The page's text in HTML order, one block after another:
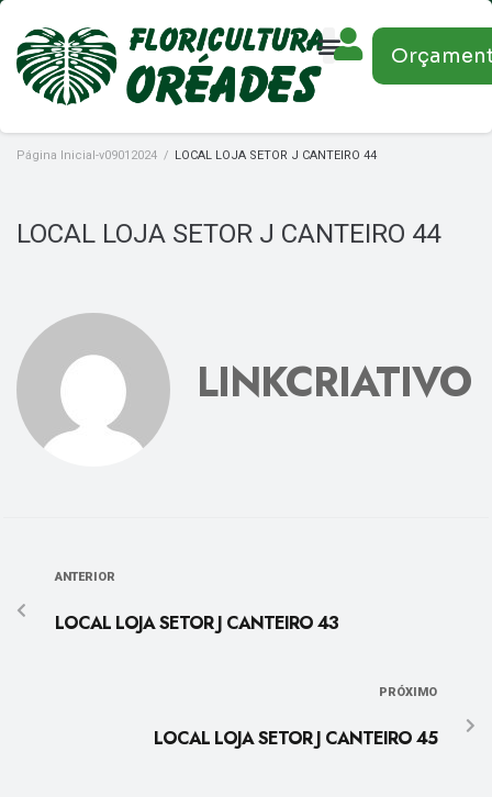
Página Inicial-v09012024 / LOCAL LOJA SETOR J CANTEIRO 44
LOCAL LOJA SETOR J CANTEIRO 44
LINKCRIATIVO
ANTERIOR
LOCAL LOJA SETOR J CANTEIRO 43
PRÓXIMO
LOCAL LOJA SETOR J CANTEIRO 45